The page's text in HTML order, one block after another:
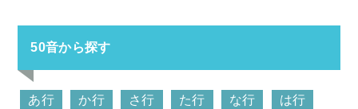
50音から探す
あ行 か行 さ行 た行 な行 は行